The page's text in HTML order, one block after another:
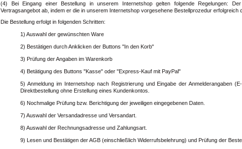
(4) Bei Eingang einer Bestellung in unserem Internetshop gelten folgende Regelungen:
Vertragsangebot ab, indem er die in unserem Internetshop vorgesehene Bestellprozedur erfolgreich
Die Bestellung erfolgt in folgenden Schritten:
1) Auswahl der gewünschten Ware
2) Bestätigen durch Anklicken der Buttons "In den Korb"
3) Prüfung der Angaben im Warenkorb
4) Betätigung des Buttons "Kasse" oder "Express-Kauf mit PayPal"
5) Anmeldung im Internetshop nach Registrierung und Eingabe der Anmelderangaben
Direktbestellung ohne Erstellung eines Kundenkontos.
6) Nochmalige Prüfung bzw. Berichtigung der jeweiligen eingegebenen Daten.
7) Auswahl der Versandadresse und Versandart.
8) Auswahl der Rechnungsadresse und Zahlungsart.
9) Lesen und Bestätigen der AGB (einschließlich Widerrufsbelehrung) und Prüfung der